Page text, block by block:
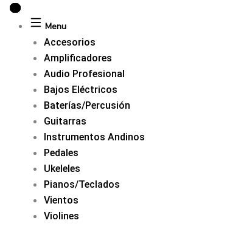
contenido
Menu
Accesorios
Amplificadores
Audio Profesional
Bajos Eléctricos
Baterías/Percusión
Guitarras
Instrumentos Andinos
Pedales
Ukeleles
Pianos/Teclados
Vientos
Violines